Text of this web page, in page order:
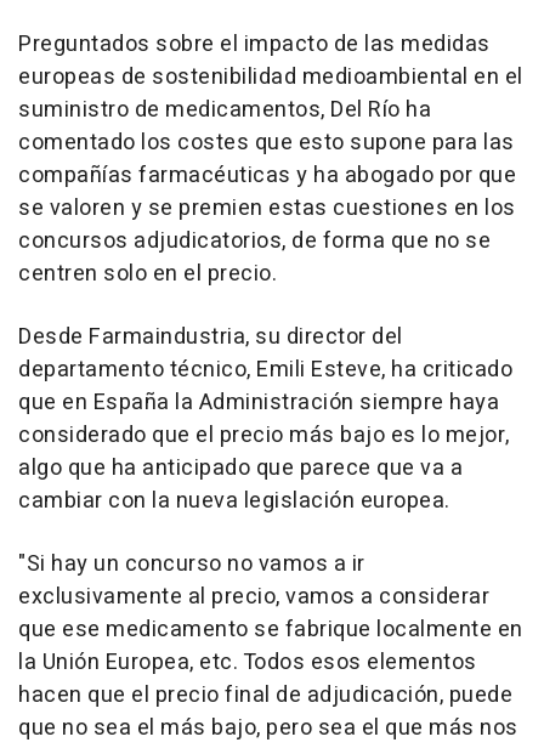
Preguntados sobre el impacto de las medidas
europeas de sostenibilidad medioambiental en el
suministro de medicamentos, Del Río ha
comentado los costes que esto supone para las
compañías farmacéuticas y ha abogado por que
se valoren y se premien estas cuestiones en los
concursos adjudicatorios, de forma que no se
centren solo en el precio.
Desde Farmaindustria, su director del
departamento técnico, Emili Esteve, ha criticado
que en España la Administración siempre haya
considerado que el precio más bajo es lo mejor,
algo que ha anticipado que parece que va a
cambiar con la nueva legislación europea.
"Si hay un concurso no vamos a ir
exclusivamente al precio, vamos a considerar
que ese medicamento se fabrique localmente en
la Unión Europea, etc. Todos esos elementos
hacen que el precio final de adjudicación, puede
que no sea el más bajo, pero sea el que más nos